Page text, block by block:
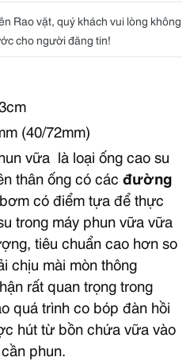
Rao vặt, quý khách vui lòng không
cho người đăng tin!
(40/72mm)
vữa là loại ống cao su
thân ống có các đường
có điểm tựa để thực
trong máy phun vữa vữa
tiêu chuẩn cao hơn so
chịu mài mòn thông
rất quan trọng trong
quá trình co bóp đàn hồi
hút từ bồn chứa vữa vào
phun.